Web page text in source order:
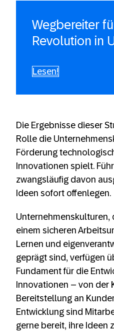
Wegbereiter
Revolution in
Lesen!
Die Ergebnisse dieser
Rolle die
Förderung
Innovationen spielt.
zwangsläufig davon
Ideen sofort offenlegen.
Unternehmenskulturen,
einem sicheren
Lernen und
geprägt sind, verfügen
Fundament für die
Innovationen – von der
Bereitstellung an
Entwicklung sind
gerne bereit, ihre Ideen